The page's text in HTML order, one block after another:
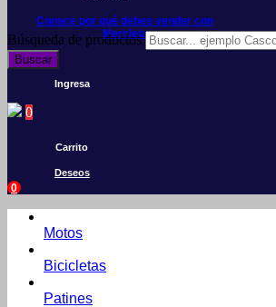
Conoce por qué debes vender con
Mercleta
Búsqueda de productos
Buscar
Ingresa
0
Carrito
Deseos
0
Motos
Bicicletas
Patines